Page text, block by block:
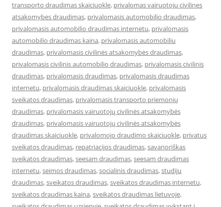
transporto draudimas skaiciuokle, privalomas vairuotoju civilines
atsakomybes draudimas, privalomasis automobilio draudimas,
privalomasis automobilio draudimas internetu, privalomasis
automobilio draudimas kaina, privalomasis automobiliu
draudimas, privalomasis civilinės atsakomybės draudimas,
privalomasis civilinis automobilio draudimas, privalomasis civilinis
draudimas, privalomasis draudimas, privalomasis draudimas
internetu, privalomasis draudimas skaiciuokle, privalomasis
sveikatos draudimas, privalomasis transporto priemonių
draudimas, privalomasis vairuotojų civilinės atsakomybės
draudimas, privalomasis vairuotojų civilinės atsakomybės
draudimas skaiciuokle, privalomojo draudimo skaiciuokle, privatus
sveikatos draudimas, repatriacijos draudimas,savanoriškas
sveikatos draudimas,seesam draudimas,seesam draudimas
internetu,seimos draudimas,socialinis draudimas,studiju
draudimas,sveikatos draudimas,sveikatos draudimas internetu,
sveikatos draudimas kaina,sveikatos draudimas lietuvoje,